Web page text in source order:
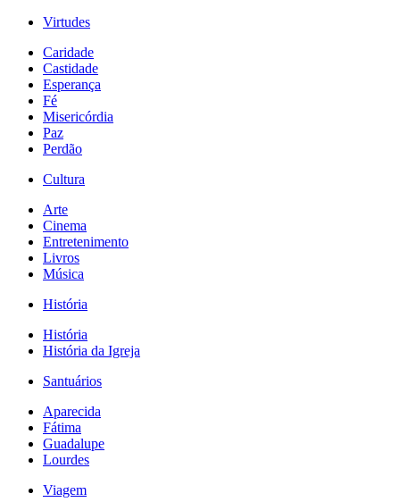
Virtudes
Caridade
Castidade
Esperança
Fé
Misericórdia
Paz
Perdão
Cultura
Arte
Cinema
Entretenimento
Livros
Música
História
História
História da Igreja
Santuários
Aparecida
Fátima
Guadalupe
Lourdes
Viagem